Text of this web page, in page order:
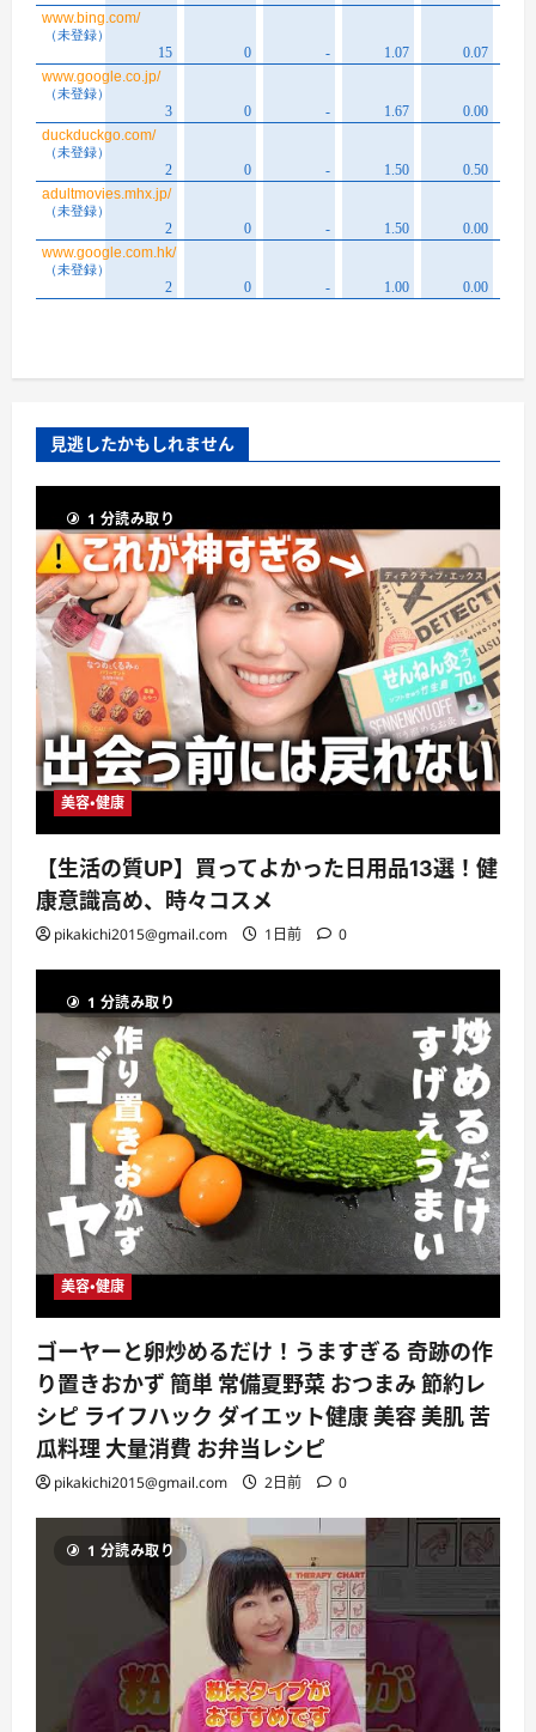
見逃したかもしれません
1 分読み取り
美容・健康
【生活の質UP】買ってよかった日用品13選！健
康意識高め、時々コスメ
pikakichi2015@gmail.com 1日前 0
1 分読み取り
美容・健康
ゴーヤーと卵炒めるだけ！うますぎる 奇跡の作
り置きおかず 簡単 常備夏野菜 おつまみ 節約レ
シピ ライフハック ダイエット健康 美容 美肌 苦
瓜料理 大量消費 お弁当レシピ
pikakichi2015@gmail.com 2日前 0
1 分読み取り